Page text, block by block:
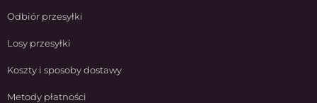
Odbiór przesyłki
Losy przesyłki
Koszty i sposoby dostawy
Metody płatności